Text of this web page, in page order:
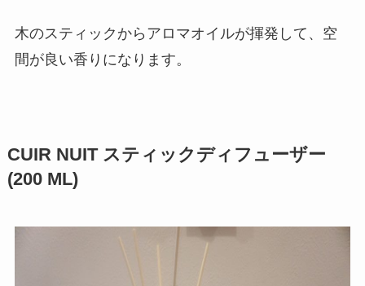
木のスティックからアロマオイルが揮発して、空
間が良い香りになります。
CUIR NUIT スティックディフューザー
(200 ML)